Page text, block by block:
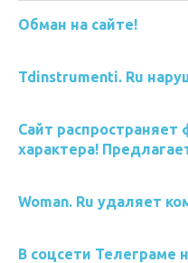
Обман на сайте!
Tdinstrumenti. Ru
Сайт
характера!
Woman. Ru удаляет
В соцсети Телеграме